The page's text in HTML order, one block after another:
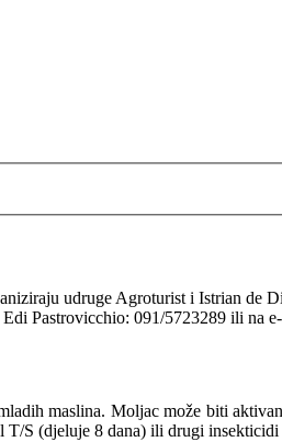
udruge Agroturist i Istrian
Pastrovicchio: 091/5723289 ili na
maslina. Moljac može biti
S (djeluje 8 dana) ili drugi